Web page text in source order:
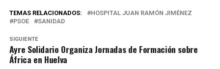
TEMAS RELACIONADOS:
HOSPITAL JUAN RAMÓN JIMÉNEZ
PSOE
SANIDAD
SIGUIENTE
Ayre Solidario Organiza Jornadas de Formación sobre
África en Huelva